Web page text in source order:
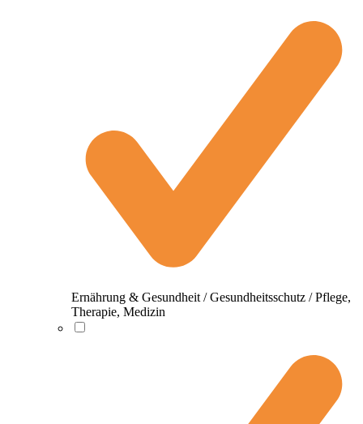
Ernährung & Gesundheit / Gesundheitsschutz / Pflege,
Therapie, Medizin